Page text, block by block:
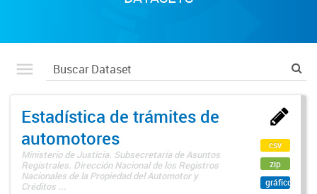
Estadística de trámites de
automotores
Ministerio de Justicia. Subsecretaría de Asuntos
Registrales. Dirección Nacional de los Registros
Nacionales de la Propiedad del Automotor y
Créditos ...
csv
zip
gráfico